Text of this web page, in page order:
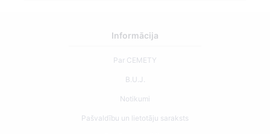
Informācija
Par CEMETY
B.U.J.
Notikumi
Pašvaldību un lietotāju saraksts